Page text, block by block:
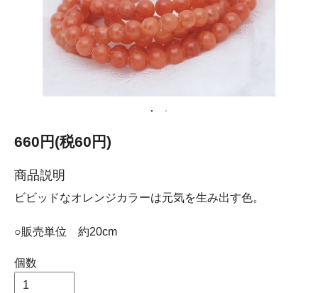
660円(税60円)
商品説明
ビビッドなオレンジカラーは元気を生み出す色。
○販売単位 約20cm
個数